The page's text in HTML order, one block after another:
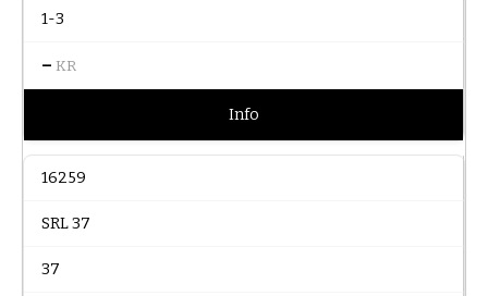
1-3
– KR
Info
16259
SRL 37
37